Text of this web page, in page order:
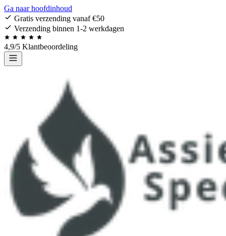
Ga naar hoofdinhoud
Gratis verzending vanaf €50
Verzending binnen 1-2 werkdagen
4,9/5 Klantbeoordeling